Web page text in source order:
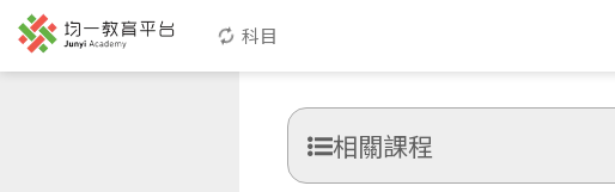
科目
相關課程